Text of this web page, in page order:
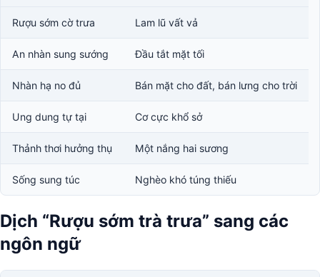
Rượu sớm cờ trưa Lam lũ vất vả
An nhàn sung sướng Đầu tắt mặt tối
Nhàn hạ no đủ Bán mặt cho đất, bán lưng cho trời
Ung dung tự tại Cơ cực khổ sở
Thảnh thơi hưởng thụ Một nắng hai sương
Sống sung túc Nghèo khó túng thiếu
Dịch “Rượu sớm trà trưa” sang các
ngôn ngữ